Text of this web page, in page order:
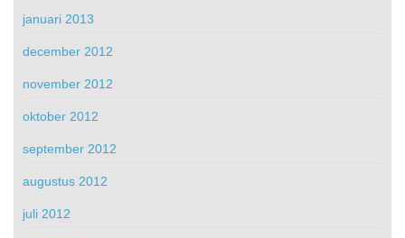
januari 2013
december 2012
november 2012
oktober 2012
september 2012
augustus 2012
juli 2012